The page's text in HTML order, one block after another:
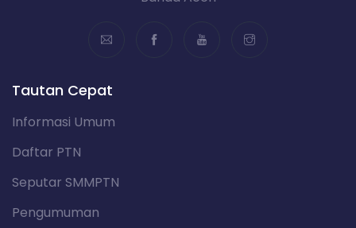
Tautan Cepat
Informasi Umum
Daftar PTN
Seputar SMMPTN
Pengumuman